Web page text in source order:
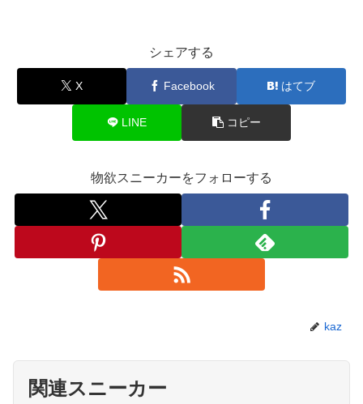
シェアする
X Facebook はてブ
LINE コピー
物欲スニーカーをフォローする
kaz
関連スニーカー